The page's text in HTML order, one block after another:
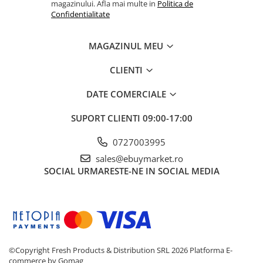
Articole pentru Iluminat
Pelerine, Umbrele si Accesorii
magazinului. Afla mai multe in Politica de
Confidentialitate
MAGAZINUL MEU
CLIENTI
DATE COMERCIALE
SUPORT CLIENTI 09:00-17:00
0727003995
sales@ebuymarket.ro
SOCIAL URMARESTE-NE IN SOCIAL MEDIA
©Copyright Fresh Products & Distribution SRL 2026 Platforma E-
commerce by Gomag